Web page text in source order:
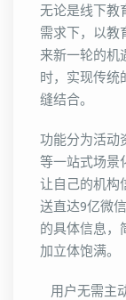
无论是线下教
需求下，以教
来新一轮的机
时，实现传统
缝结合。
功能分为活动
等一站式场景
让自己的机构
送直达9亿微
的具体信息，
加立体饱满。
用户无需主